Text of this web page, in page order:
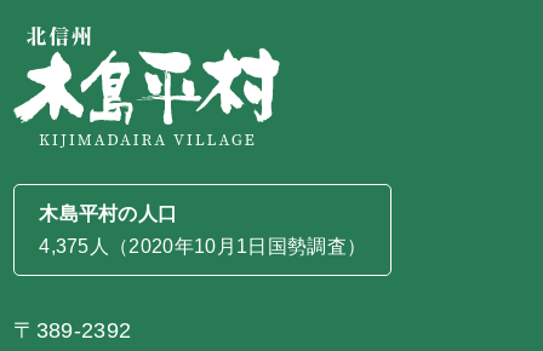
木島平村の人口
4,375人（2020年10月1日国勢調査）
〒389-2392